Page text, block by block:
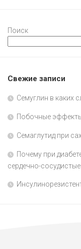
Поиск
Свежие записи
Семуглин в каких
Побочные
Семаглутид при
Почему при
сердечно-